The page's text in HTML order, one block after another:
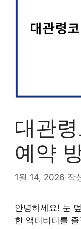
대관
예약
1월 14, 2026 작
안녕하세요! 눈
한 액티비티를